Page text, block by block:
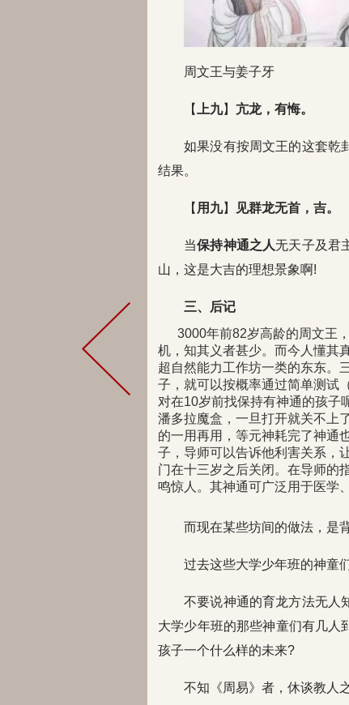
周文王与姜子牙
【 上九】 亢龙，有悔。
如果没有按周文王的这套乾
结果。
【 用九】 见群龙无首，吉。
当保持神通之人无天子及君
山，这是大吉的理想景象啊!
三、后记
3000年前82岁高龄的周文王，
机，知其义者甚少。而今人懂其
超自然能力工作坊一类的东东。
子，就可以按概率通过简单测试
对在10岁前找保持有神通的孩子
潘多拉魔盒，一旦打开就关不上
的一用再用，等元神耗完了神通
子，导师可以告诉他利害关系，
门在十三岁之后关闭。在导师的
鸣惊人。其神通可广泛用于医学
而现在某些坊间的做法，是
过去这些大学少年班的神童
不要说神通的育龙方法无人
大学少年班的那些神童们有几人
孩子一个什么样的未来?
不知《周易》者，休谈教人